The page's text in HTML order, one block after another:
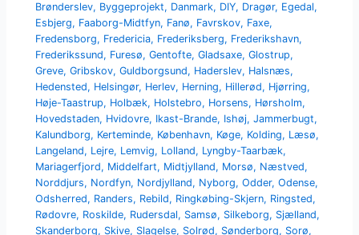
Brønderslev, Byggeprojekt, Danmark, DIY, Dragør, Egedal,
Esbjerg, Faaborg-Midtfyn, Fanø, Favrskov, Faxe,
Fredensborg, Fredericia, Frederiksberg, Frederikshavn,
Frederikssund, Furesø,Gentofte,Gladsaxe,Glostrup,
Greve,Gribskov,Guldborgsund, Haderslev, Halsnæs,
Hedensted, Helsingør, Herlev, Herning, Hillerød, Hjørring,
Høje-Taastrup, Holbæk, Holstebro, Horsens, Hørsholm,
Hovedstaden, Hvidovre, Ikast-Brande, Ishøj,Jammerbugt,
Kalundborg, Kerteminde, København, Køge, Kolding, Læsø,
Langeland, Lejre, Lemvig, Lolland, Lyngby-Taarbæk,
Mariagerfjord, Middelfart, Midtjylland, Morsø, Næstved,
Norddjurs, Nordfyn, Nordjylland, Nyborg,Odder,Odense,
Odsherred, Randers, Rebild, Ringkøbing-Skjern, Ringsted,
Rødovre, Roskilde, Rudersdal, Samsø, Silkeborg, Sjælland,
Skanderborg, Skive, Slagelse, Solrød, Sønderborg, Sorø,